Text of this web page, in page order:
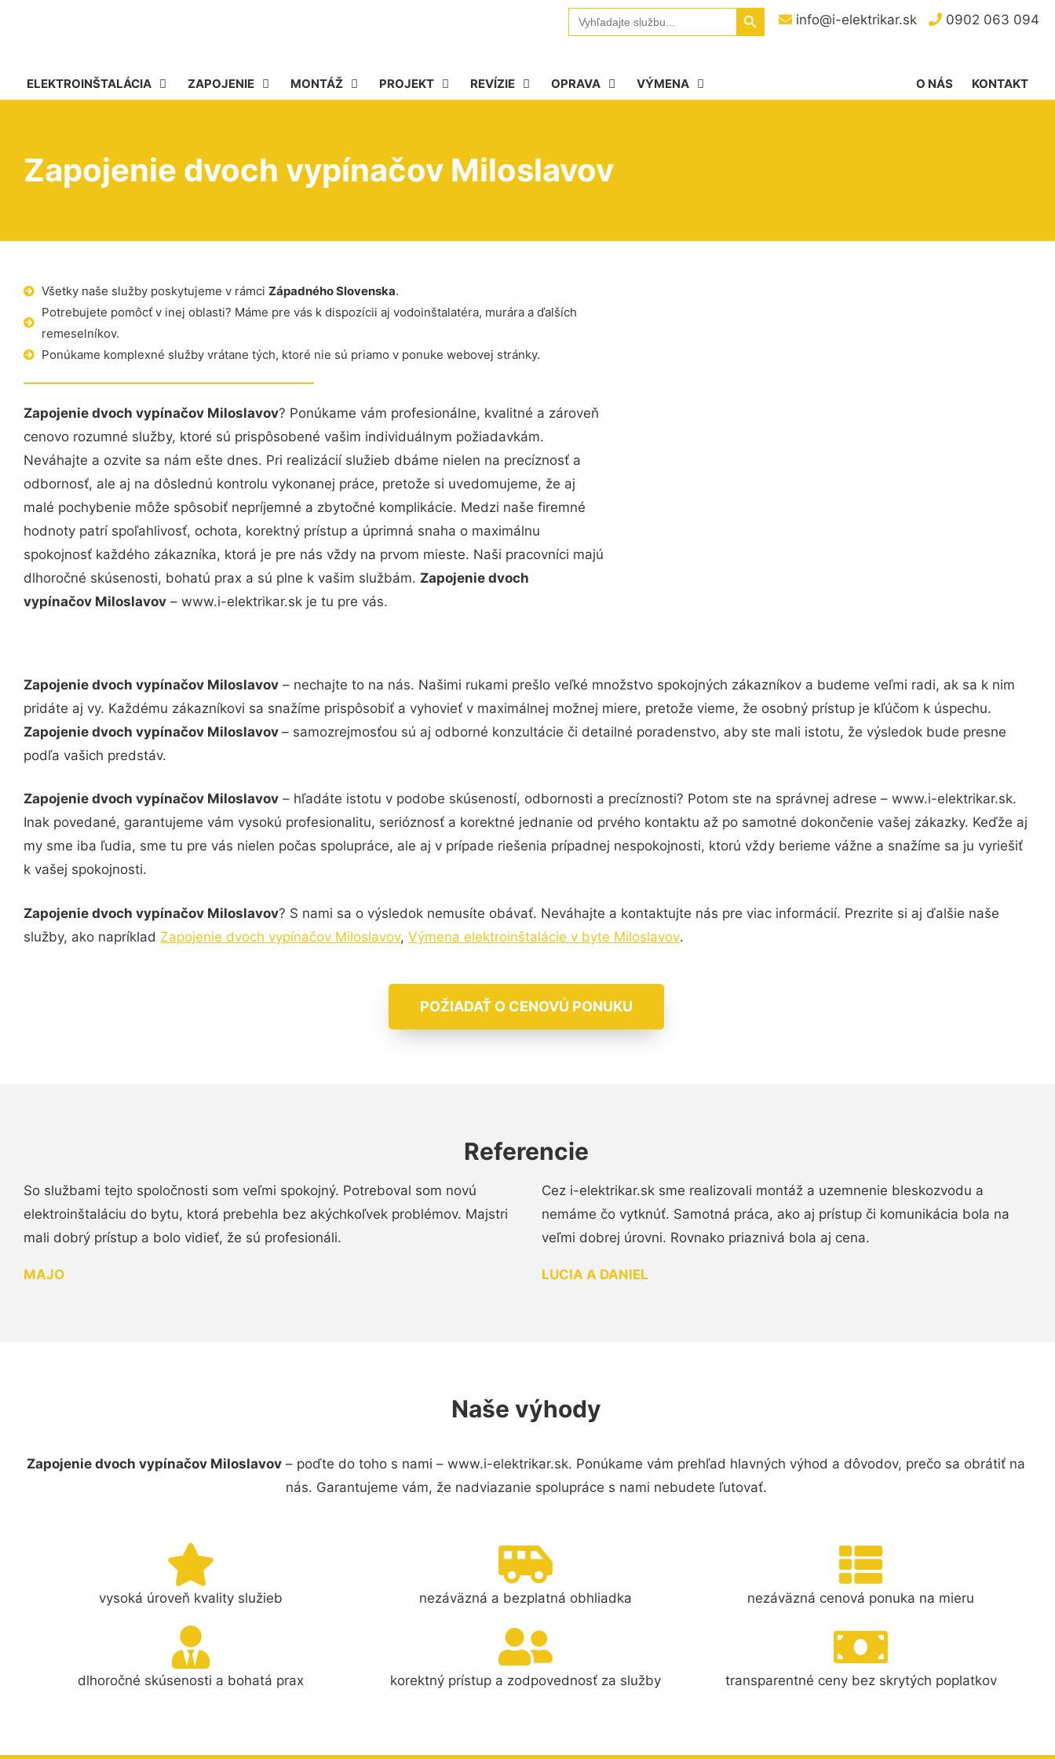
info@i-elektrikar.sk 0902 063 094
Search
for:
Search Button
ELEKTROINŠTALÁCIA ZAPOJENIE MONTÁŽ PROJEKT REVÍZIE OPRAVA VÝMENA KONTAKT
O NÁS
Zapojenie dvoch vypínačov Miloslavov
Všetky naše služby poskytujeme v rámci Západného Slovenska.
Potrebujete pomôcť v inej oblasti? Máme pre vás k dispozícii aj vodoinštalatéra, murára a ďalších
remeselníkov.
Ponúkame komplexné služby vrátane tých, ktoré nie sú priamo v ponuke webovej stránky.
Zapojenie dvoch vypínačov Miloslavov? Ponúkame vám profesionálne, kvalitné a zároveň
cenovo rozumné služby, ktoré sú prispôsobené vašim individuálnym požiadavkám.
Neváhajte a ozvite sa nám ešte dnes. Pri realizácií služieb dbáme nielen na precíznosť a
odbornosť, ale aj na dôslednú kontrolu vykonanej práce, pretože si uvedomujeme, že aj
malé pochybenie môže spôsobiť nepríjemné a zbytočné komplikácie. Medzi naše firemné
hodnoty patrí spoľahlivosť, ochota, korektný prístup a úprimná snaha o maximálnu
spokojnosť každého zákazníka, ktorá je pre nás vždy na prvom mieste. Naši pracovníci majú
dlhoročné skúsenosti, bohatú prax a sú plne k vašim službám. Zapojenie dvoch
vypínačov Miloslavov – www.i-elektrikar.sk je tu pre vás.
Zapojenie dvoch vypínačov Miloslavov – nechajte to na nás. Našimi rukami prešlo veľké množstvo spokojných zákazníkov a budeme veľmi radi, ak sa k nim
pridáte aj vy. Každému zákazníkovi sa snažíme prispôsobiť a vyhovieť v maximálnej možnej miere, pretože vieme, že osobný prístup je kľúčom k úspechu.
Zapojenie dvoch vypínačov Miloslavov – samozrejmosťou sú aj odborné konzultácie či detailné poradenstvo, aby ste mali istotu, že výsledok bude presne
podľa vašich predstáv.
Zapojenie dvoch vypínačov Miloslavov – hľadáte istotu v podobe skúseností, odbornosti a precíznosti? Potom ste na správnej adrese – www.i-elektrikar.sk.
Inak povedané, garantujeme vám vysokú profesionalitu, serióznosť a korektné jednanie od prvého kontaktu až po samotné dokončenie vašej zákazky. Keďže aj
my sme iba ľudia, sme tu pre vás nielen počas spolupráce, ale aj v prípade riešenia prípadnej nespokojnosti, ktorú vždy berieme vážne a snažíme sa ju vyriešiť
k vašej spokojnosti.
Zapojenie dvoch vypínačov Miloslavov? S nami sa o výsledok nemusíte obávať. Neváhajte a kontaktujte nás pre viac informácií. Prezrite si aj ďalšie naše
služby, ako napríklad Zapojenie dvoch vypínačov Miloslavov, Výmena elektroinštalácie v byte Miloslavov.
POŽIADAŤ O CENOVÚ PONUKU
Referencie
So službami tejto spoločnosti som veľmi spokojný. Potreboval som novú
elektroinštaláciu do bytu, ktorá prebehla bez akýchkoľvek problémov. Majstri
mali dobrý prístup a bolo vidieť, že sú profesionáli.
MAJO
Cez i-elektrikar.sk sme realizovali montáž a uzemnenie bleskozvodu a
nemáme čo vytknúť. Samotná práca, ako aj prístup či komunikácia bola na
veľmi dobrej úrovni. Rovnako priaznivá bola aj cena.
LUCIA A DANIEL
Naše výhody
Zapojenie dvoch vypínačov Miloslavov – poďte do toho s nami – www.i-elektrikar.sk. Ponúkame vám prehľad hlavných výhod a dôvodov, prečo sa obrátiť na
nás. Garantujeme vám, že nadviazanie spolupráce s nami nebudete ľutovať.
vysoká úroveň kvality služieb nezáväzná a bezplatná obhliadka nezáväzná cenová ponuka na mieru
dlhoročné skúsenosti a bohatá prax korektný prístup a zodpovednosť za služby transparentné ceny bez skrytých poplatkov